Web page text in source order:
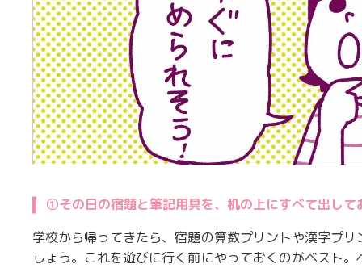
①その日の宿題と筆記用具を、机の上にすべて出して
学校から帰ってきたら、宿題の算数プリントや漢字プ
しょう。これを遊びに行く前にやっておくのがベスト